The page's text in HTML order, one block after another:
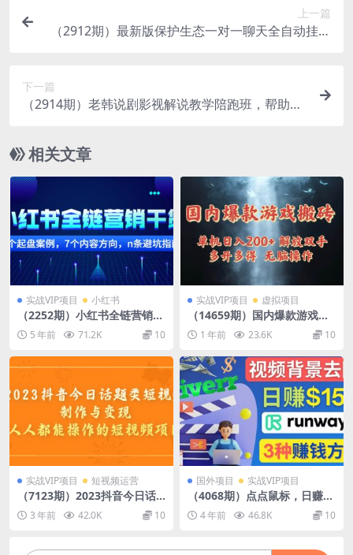
上一篇
（2912期）最新版保护生态一对一聊天全自动挂机
下一篇
（2914期）老韩说剧影视解说教学陪跑班，帮助你
相关文章
实战VIP项目 小红书
（2252期）小红书全链营销干
货，5个起盘案例，7个内容方
向，n条避坑指南
5 年前 71.2K 10
实战VIP项目 虚拟项目
（14659期）国内爆款游戏搬
砖，单机日入200+，长期稳
定，多开多得，无脑操作
1 年前 23.6K 10
实战VIP项目 短视频运营
（7123期）2023抖音今日话
题类短视频制作与变现，人人
都能操作的短视频项目
3 年前 42.0K 10
国外项目 实战VIP项目
（4068期）点点鼠标，日赚15
0美元，利用次世代视频剪辑
软件Runway赚钱的3种方法
4 年前 46.8K 10